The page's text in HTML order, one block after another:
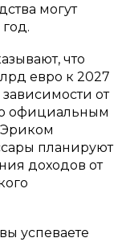
могут
что
евро к 2027
от
официальным
планируют
доходов от
успеваете